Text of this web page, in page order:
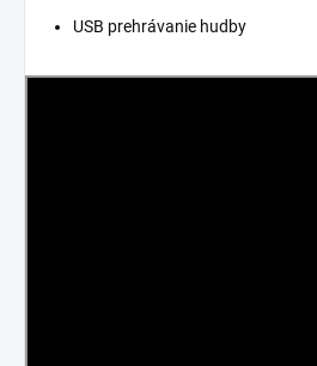
USB prehrávanie hudby